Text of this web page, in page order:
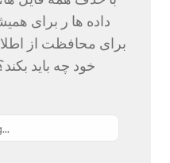
داده ها ر برای
خود چه باید